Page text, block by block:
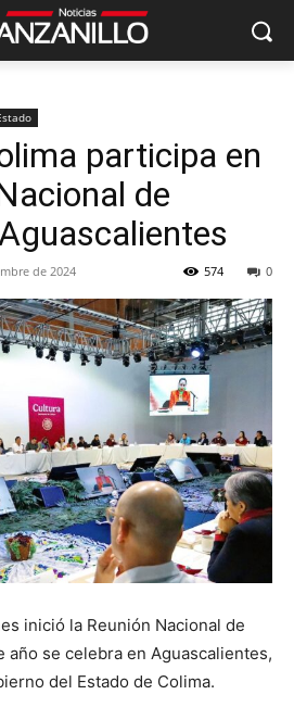
participa en
de
de 2024 0
574
inició la Reunión Nacional de
año se celebra en Aguascalientes,
del Estado de Colima.